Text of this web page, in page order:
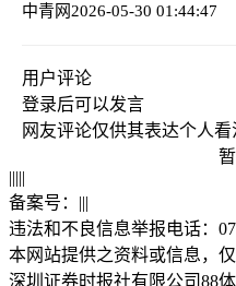
中青网2026-05-30 01:44:47
用户评论
登录后可以发言
网友评论仅供其表达个人
|||||
备案号： |||
违法和不良信息举报电话：
本网站提供之资料或信息，
深圳证券时报社有限公司88